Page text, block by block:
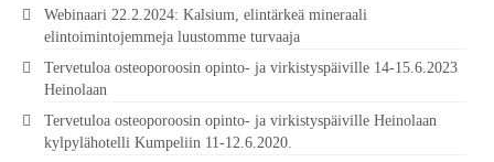
Webinaari 22.2.2024: Kalsium, elintärkeä mineraali
elintoimintojemmeja luustomme turvaaja
Tervetuloa osteoporoosin opinto- ja virkistyspäiville 14-15.6.2023
Heinolaan
Tervetuloa osteoporoosin opinto- ja virkistyspäiville Heinolaan
kylpylähotelli Kumpeliin 11-12.6.2020.